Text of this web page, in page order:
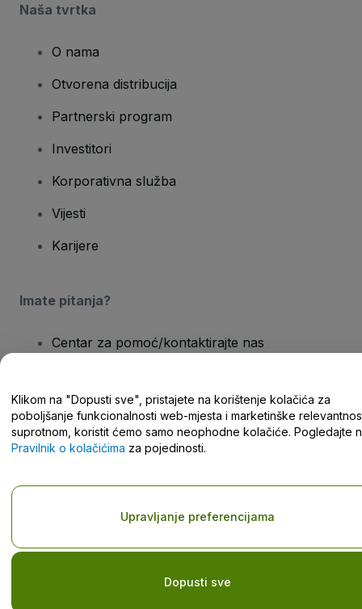
Naša tvrtka
O nama
Otvorena distribucija
Partnerski program
Investitori
Korporativna služba
Vijesti
Karijere
Imate pitanja?
Centar za pomoć/kontaktirajte nas
Autorska prava © viagogo GmbH 2026 Pojedinosti o tvrtki
Korištenjem ovog web-mjesta prihvaćate
Nemojte dijeliti moje osobne podatke/Vaše postavke privatnosti
Klikom na "Dopusti sve", pristajete na korištenje kolačića za
poboljšanje funkcionalnosti web-mjesta i marketinške
suprotnom, koristit ćemo samo neophodne kolačiće. Pogledajte
Pravilnik o kolačićima za pojedinosti.
Dopusti sve
Upravljanje preferencijama